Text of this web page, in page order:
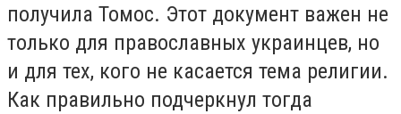
получила Томос. Этот документ важен не
только для православных украинцев, но
и для тех, кого не касается тема религии.
Как правильно подчеркнул тогда